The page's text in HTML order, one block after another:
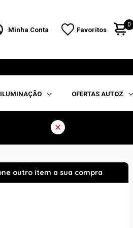
Minha Conta Favoritos
0
ILUMINAÇÃO OFERTAS AUTOZ